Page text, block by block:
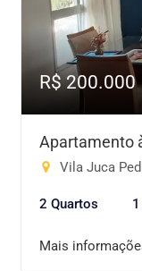
R$ 200.000
Apartamento
Vila Juca
2 Quartos
Mais